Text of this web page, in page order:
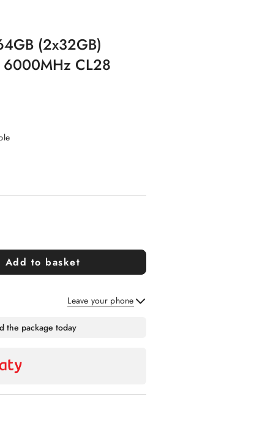
(2x32GB)
6000MHz CL28
Add to basket
Leave your phone
the package today